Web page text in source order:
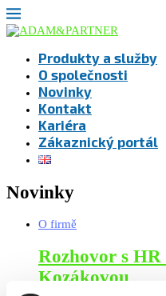
Produkty a služby
O společnosti
Novinky
Kontakt
Kariéra
Zákaznický portál
Novinky
O firmě
Rozhovor s
Kozákovou